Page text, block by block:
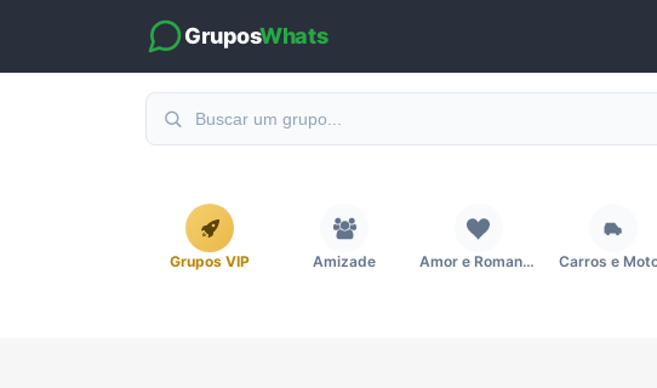
GruposWhats
Grupos VIP Amizade Amor e Romance Carros e